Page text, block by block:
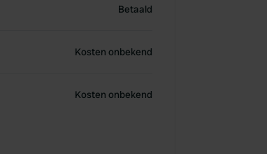
Betaald
Kosten onbekend
Kosten onbekend